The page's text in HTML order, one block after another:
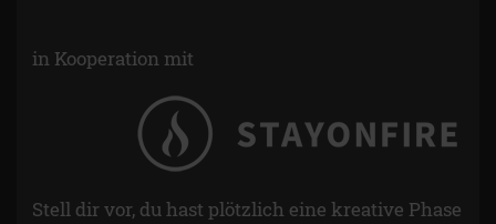
in Kooperation mit
Stell dir vor, du hast plötzlich eine kreative Phase